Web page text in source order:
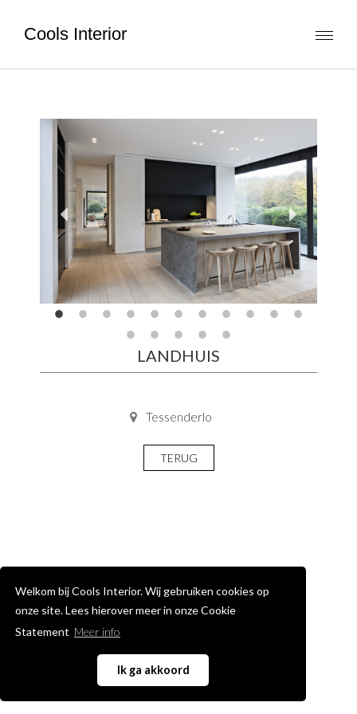
Welkom bij Cools Interior. Wij gebruiken cookies op
onze site. Lees hierover meer in onze Cookie
Statement Meer info
Ik ga akkoord
Toggle
Cools Interior
LANDHUIS
Tessenderlo
TERUG